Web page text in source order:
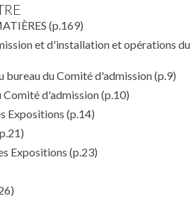
(p.169)
et d'installation et opérations
bureau du Comité d'admission(p.9)
Comité d'admission(p.10)
Expositions (p.14)
Expositions (p.23)